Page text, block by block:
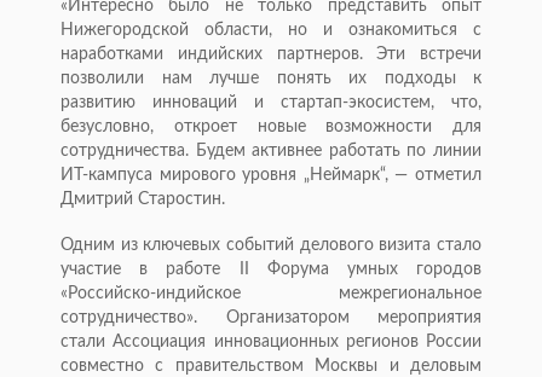
«Интересно было не только представить опыт
Нижегородской области, но и ознакомиться с
наработками индийских партнеров. Эти встречи
позволили нам лучше понять их подходы к
развитию инноваций и стартап-экосистем, что,
безусловно, откроет новые возможности для
сотрудничества. Будем активнее работать по линии
ИТ-кампуса мирового уровня „Неймарк“, — отметил
Дмитрий Старостин.
Одним из ключевых событий делового визита стало
участие в работе II Форума умных городов
«Российско-индийское межрегиональное
сотрудничество». Организатором мероприятия
стали Ассоциация инновационных регионов России
совместно с правительством Москвы и деловым